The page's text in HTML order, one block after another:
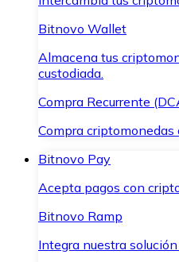
Bitnovo Wallet
Almacena tus
custodiada.
Compra Recurrente
Compra criptomonedas
Bitnovo Pay
Acepta pagos con
Bitnovo Ramp
Integra nuestra